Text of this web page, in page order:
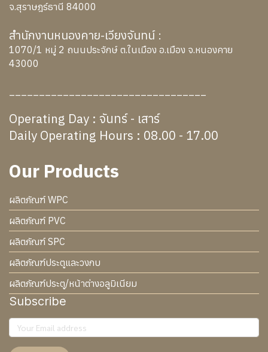
จ.สุราษฎร์ธานี 84000
สำนักงานหนองคาย-เวียงจันทน์ :
1070/1 หมู่ 2 ถนนประจักษ์ ต.ในเมือง อ.เมือง จ.หนองคาย
43000
Operating Day : จันทร์ - เสาร์
Daily Operating Hours : 08.00 - 17.00
Our Products
ผลิตภัณฑ์ WPC
ผลิตภัณฑ์ PVC
ผลิตภัณฑ์ SPC
ผลิตภัณฑ์ประตูและวงกบ
ผลิตภัณฑ์ประตู/หน้าต่างอลูมิเนียม
Subscribe